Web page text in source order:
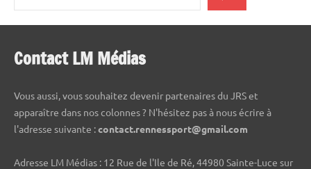
Contact LM Médias
Vous aussi, vous souhaitez devenir partenaires du JRS et
apparaître dans nos colonnes ? N'hésitez pas à nous écrire à
l'adresse suivante :contact.rennessport@gmail.com
Adresse LM Médias : 12 Rue de l'Ile de Ré, 44980 Sainte-Luce sur